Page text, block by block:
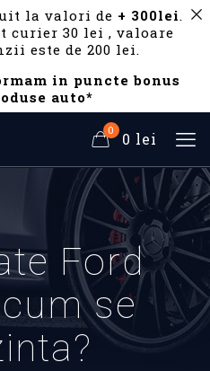
la valori de + 300lei.
curier 30 lei , valoare
este de 200 lei.
in puncte bonus
auto*
0 0 lei
Ford
se